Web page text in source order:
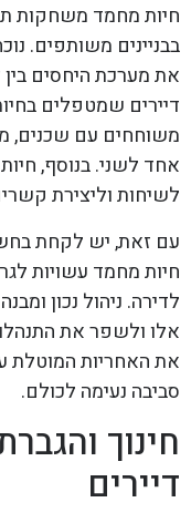
חיות מחמד משחקות
בבניינים משותפים.
את מערכת היחסים בין
דיירים שמטפלים
משוחחים עם שכנים,
אחד לשני. בנוסף,
לשיחות וליצירת
עם זאת, יש לקחת
חיות מחמד עשויות
לדירה. ניהול נכון
אלו ולשפר את
את האחריות המוטלת
סביבה נעימה לכולם.
חינוך
דיירים